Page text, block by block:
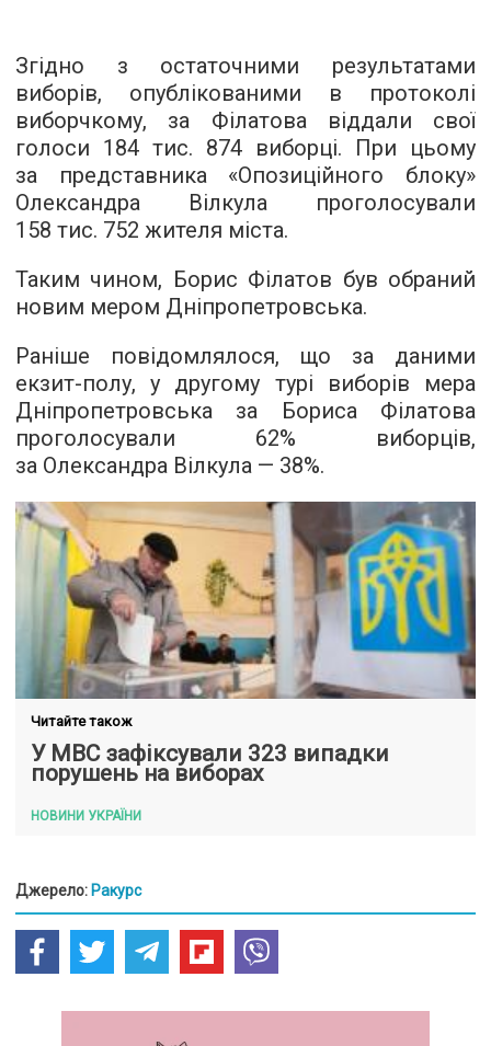
Згідно з остаточними результатами
виборів, опублікованими в протоколі
виборчкому, за Філатова віддали свої
голоси 184 тис. 874 виборці. При цьому
за представника «Опозиційного блоку»
Олександра Вілкула проголосували
158 тис. 752 жителя міста.
Таким чином, Борис Філатов був обраний
новим мером Дніпропетровська.
Раніше повідомлялося, що за даними
екзит-полу, у другому турі виборів мера
Дніпропетровська за Бориса Філатова
проголосували 62% виборців,
за Олександра Вілкула — 38%.
Читайте також
У МВС зафіксували 323 випадки
порушень на виборах
НОВИНИ УКРАЇНИ
Джерело: Ракурс